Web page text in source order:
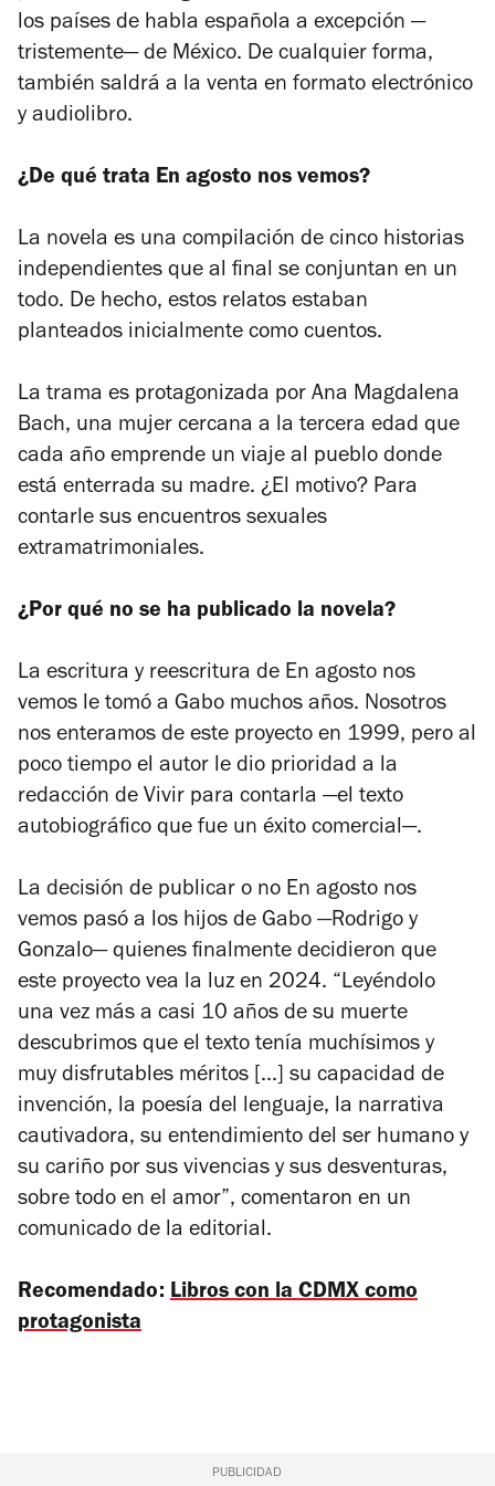
los países de habla española a excepción —
tristemente— de México. De cualquier forma,
también saldrá a la venta en formato electrónico
y audiolibro.
¿De qué trata En agosto nos vemos?
La novela es una compilación de cinco historias
independientes que al final se conjuntan en un
todo. De hecho, estos relatos estaban
planteados inicialmente como cuentos.
La trama es protagonizada por Ana Magdalena
Bach, una mujer cercana a la tercera edad que
cada año emprende un viaje al pueblo donde
está enterrada su madre. ¿El motivo? Para
contarle sus encuentros sexuales
extramatrimoniales.
¿Por qué no se ha publicado la novela?
La escritura y reescritura de En agosto nos
vemos le tomó a Gabo muchos años. Nosotros
nos enteramos de este proyecto en 1999, pero al
poco tiempo el autor le dio prioridad a la
redacción de Vivir para contarla —el texto
autobiográfico que fue un éxito comercial—.
La decisión de publicar o no En agosto nos
vemos pasó a los hijos de Gabo —Rodrigo y
Gonzalo— quienes finalmente decidieron que
este proyecto vea la luz en 2024. “Leyéndolo
una vez más a casi 10 años de su muerte
descubrimos que el texto tenía muchísimos y
muy disfrutables méritos [...] su capacidad de
invención, la poesía del lenguaje, la narrativa
cautivadora, su entendimiento del ser humano y
su cariño por sus vivencias y sus desventuras,
sobre todo en el amor”, comentaron en un
comunicado de la editorial.
Recomendado: Libros con la CDMX como
protagonista
PUBLICIDAD